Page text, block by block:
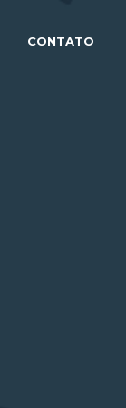
CONTATO